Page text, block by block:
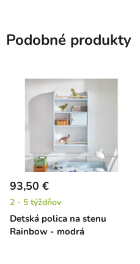
Podobné produkty
Detská polica na stenu
Rainbow - modrá
93,50 €
2 - 5 týždňov